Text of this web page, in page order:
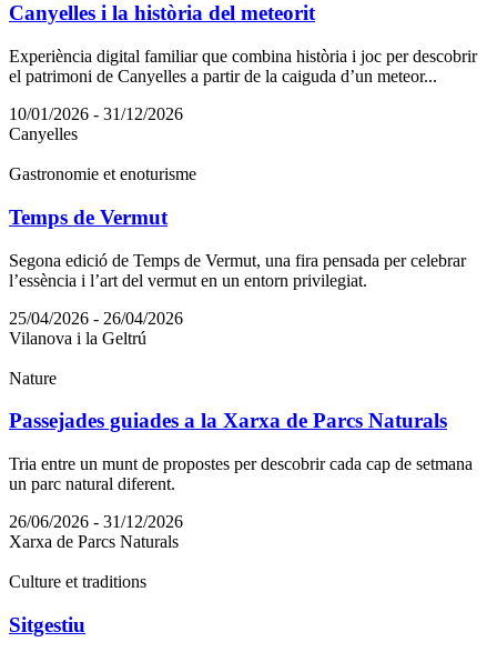
Canyelles i la història del meteorit
Experiència digital familiar que combina història i joc per descobrir
el patrimoni de Canyelles a partir de la caiguda d’un meteor...
10/01/2026 - 31/12/2026
Canyelles
Gastronomie et enoturisme
Temps de Vermut
Segona edició de Temps de Vermut, una fira pensada per celebrar
l’essència i l’art del vermut en un entorn privilegiat.
25/04/2026 - 26/04/2026
Vilanova i la Geltrú
Nature
Passejades guiades a la Xarxa de Parcs Naturals
Tria entre un munt de propostes per descobrir cada cap de setmana
un parc natural diferent.
26/06/2026 - 31/12/2026
Xarxa de Parcs Naturals
Culture et traditions
Sitgestiu